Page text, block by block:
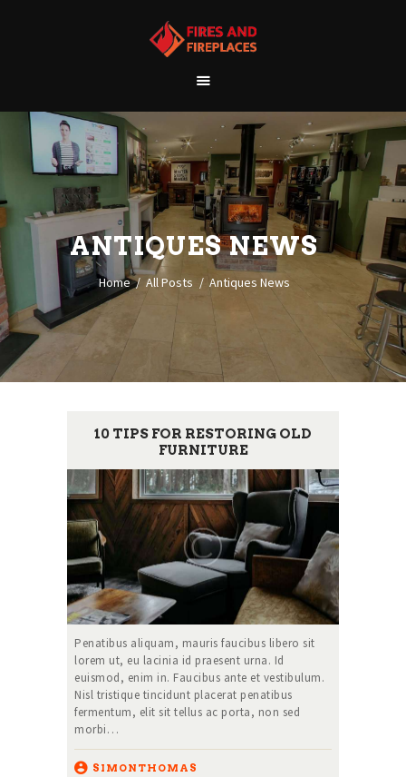
ANTIQUES NEWS
Home All Posts Antiques News
WELCOME
ABOUT US
OUR SHOWROOM
OUR PRODUCTS
CONTACT
10 TIPS FOR RESTORING OLD
FURNITURE
Penatibus aliquam, mauris faucibus libero sit
lorem ut, eu lacinia id praesent urna. Id
euismod, enim in. Faucibus ante et vestibulum.
Nisl tristique tincidunt placerat penatibus
fermentum, elit sit tellus ac porta, non sed
morbi…
SIMONTHOMAS